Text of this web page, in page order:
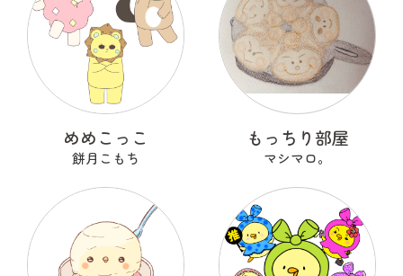
めめこっこ
餅月こもち
もっちり部屋
マシマロ。